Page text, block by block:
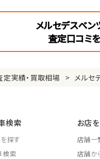
メルセデスベ
査定口コミ
定実績・買取相場 メルセ
検索
探す
検索
お店
店舗一
店舗か